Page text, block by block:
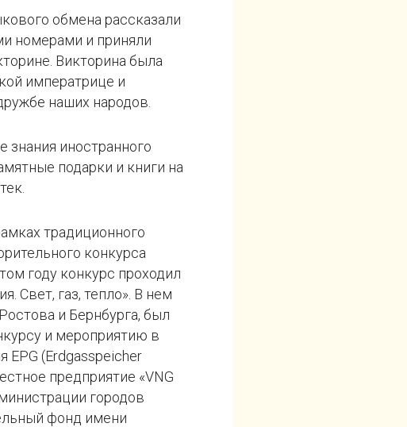
обмена рассказали
номерами и приняли
Викторина была
императрице и
наших народов.
иностранного
подарки и книги на
традиционного
конкурса
году конкурс проходил
Свет, газ, тепло». В нем
и Бернбурга, был
и мероприятию в
EPG (Erdgasspeicher
предприятие «VNG
городов
фонд имени